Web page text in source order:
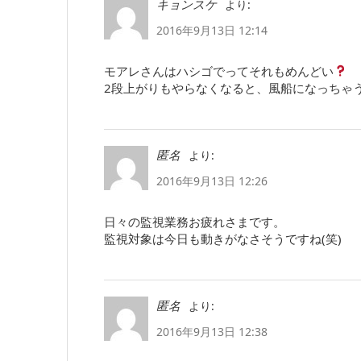
キョンスケ
より:
2016年9月13日 12:14
モアレさんはハシゴでってそれもめんどい
2段上がりもやらなくなると、風船になっち
匿名
より:
2016年9月13日 12:26
日々の監視業務お疲れさまです。
監視対象は今日も動きがなさそうですね(笑)
匿名
より:
2016年9月13日 12:38